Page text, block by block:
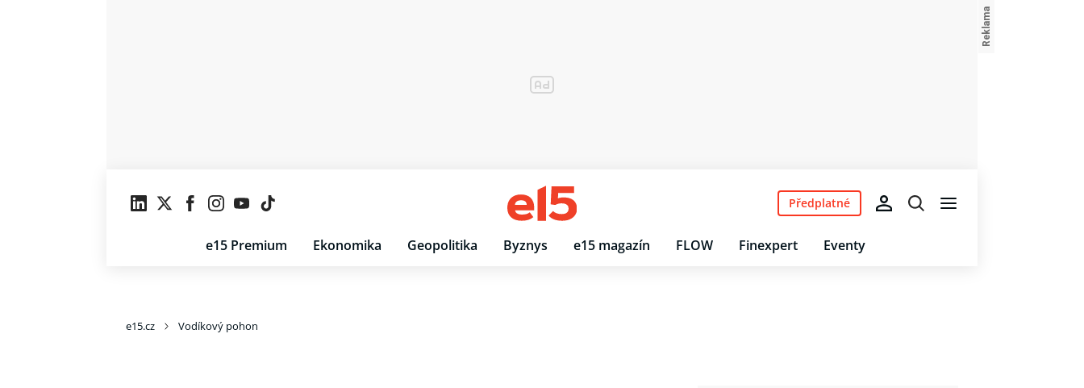
e15 Premium Ekonomika Geopolitika Byznys e15 magazín FLOW Finexpert Eventy
Předplatné
e15.cz Vodíkový pohon